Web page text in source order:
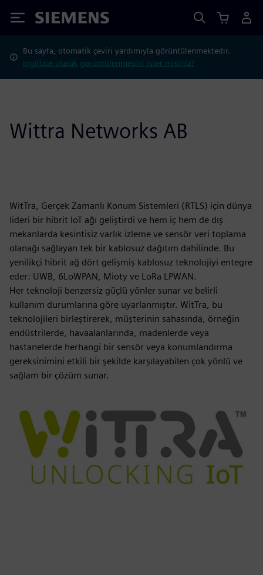
Siemens
Bu sayfa, otomatik çeviri yardımıyla görüntülenmektedir.
İngilizce olarak görüntülenmesini ister misiniz?
Wittra Networks AB
WitTra, Gerçek Zamanlı Konum Sistemleri (RTLS) için dünya
lideri bir hibrit IoT ağı geliştirdi ve hem iç hem de dış
mekanlarda kesintisiz varlık izleme ve sensör veri toplama
olanağı sağlayan tek bir kablosuz dağıtım dahilinde. Bu
yenilikçi hibrit ağ dört gelişmiş kablosuz teknolojiyi entegre
eder: UWB, 6LoWPAN, Mioty ve LoRa LPWAN.
Her teknoloji benzersiz güçlü yönler sunar ve belirli
kullanım durumlarına göre uyarlanmıştır. WitTra, bu
teknolojileri birleştirerek, müşterinin sahasında, örneğin
endüstrilerde, havaalanlarında, madenlerde veya
hastanelerde herhangi bir sensör veya konumlandırma
gereksinimini etkili bir şekilde karşılayabilen çok yönlü ve
sağlam bir çözüm sunar.